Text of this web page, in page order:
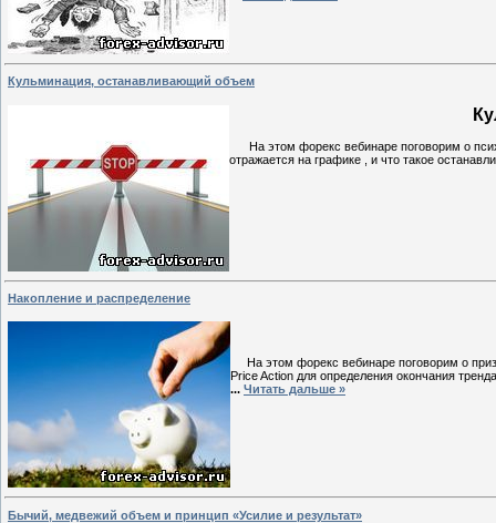
Кульминация, останавливающий объем
На этом форекс вебинаре поговорим о
отражается на графике , и что такое
Накопление и распределение
На этом форекс вебинаре поговорим о
Price Action для определения окончания
... Читать дальше »
Бычий, медвежий объем и принцип «Усилие и результат»